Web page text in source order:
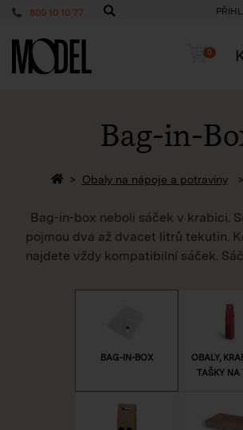
800 10 10 77
PackShop 0
Bag-in-
Zpět na homepage
Obaly na nápoje a potraviny
Bag-in-box neboli sáček v krabici.
pojmou dva až dvacet litrů tekutin.
najdete vždy kompatibilní sáček.
BAG-IN-BOX
OBALY,
TAŠKY NA